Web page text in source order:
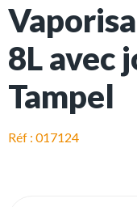
8L avec
Tampel
Réf : 017124